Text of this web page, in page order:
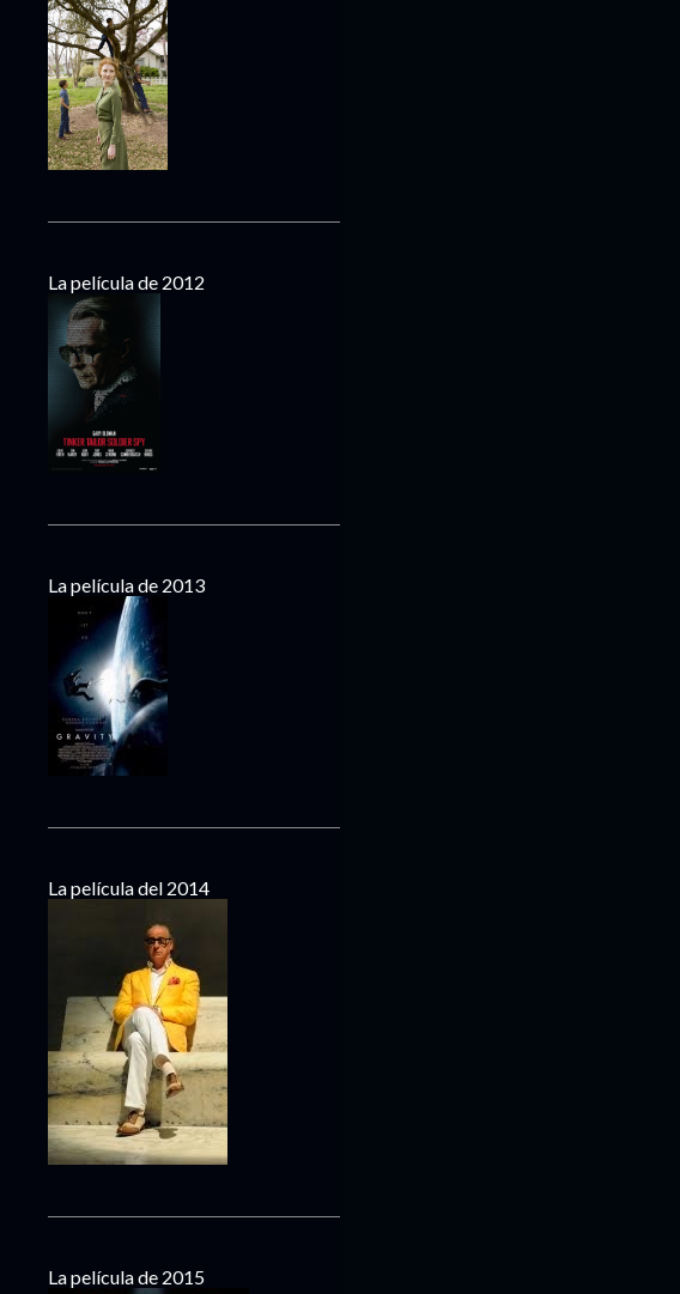
La película de 2012
La película de 2013
La película del 2014
La película de 2015